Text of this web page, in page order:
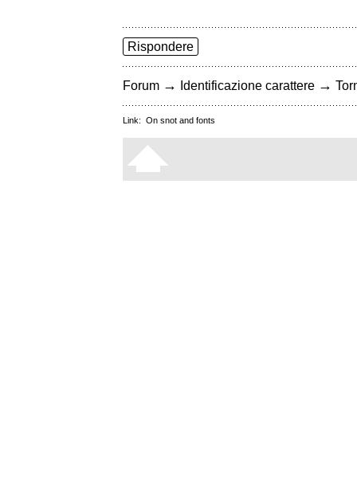
Rispondere
Forum → Identificazione carattere →
Link: On snot and fonts